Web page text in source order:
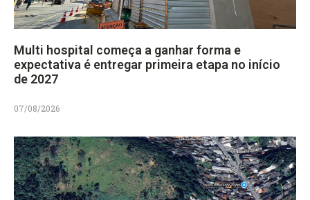
Multi hospital começa a ganhar forma e
expectativa é entregar primeira etapa no início
de 2027
07/08/2026